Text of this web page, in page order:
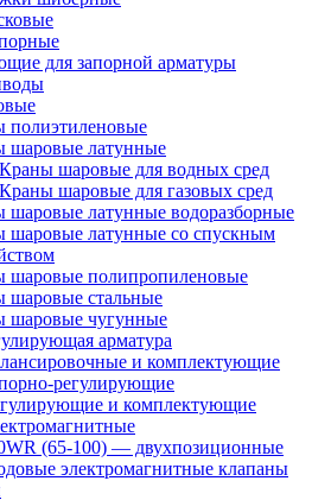
для запорной арматуры
полиэтиленовые
шаровые латунные
Краны шаровые для водных сред
Краны шаровые для газовых сред
шаровые латунные водоразборные
шаровые латунные со спускным
шаровые полипропиленовые
шаровые стальные
шаровые чугунные
арматура
и комплектующие
регулирующие
и комплектующие
(65-100) — двухпозиционные
электромагнитные клапаны